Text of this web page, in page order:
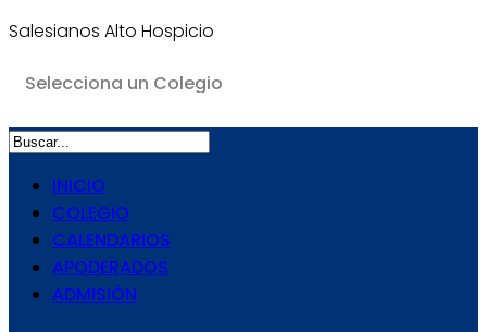
Salesianos Alto Hospicio
INICIO
COLEGIO
CALENDARIOS
APODERADOS
ADMISIÓN